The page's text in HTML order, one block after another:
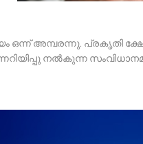
അമ്പരന്നു. പ്രകൃതി
നൽകുന്ന